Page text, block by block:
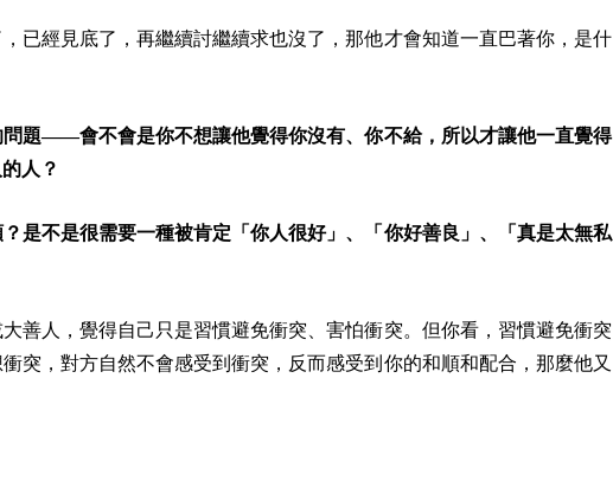
已經見底了，再繼續討繼續求也沒了，那他才會知道一直巴著你，是什
題——會不會是你不想讓他覺得你沒有、你不給，所以才讓他一直覺得
人？
是不是很需要一種被肯定「你人很好」、「你好善良」、「真是太無私
善人，覺得自己只是習慣避免衝突、害怕衝突。但你看，習慣避免衝突
突，對方自然不會感受到衝突，反而感受到你的和順和配合，那麼他又